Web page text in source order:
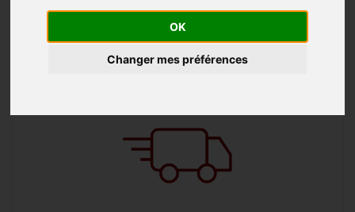
OK
Changer mes préférences
CLICK AND COLLECT
Payez vos produits en ligne et venez les
retirer dans l’enseigne Vins sur 20 de